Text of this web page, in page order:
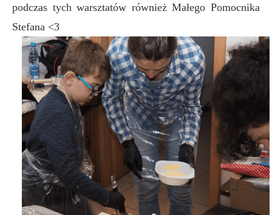
podczas tych warsztatów również Małego Pomocnika
Stefana <3